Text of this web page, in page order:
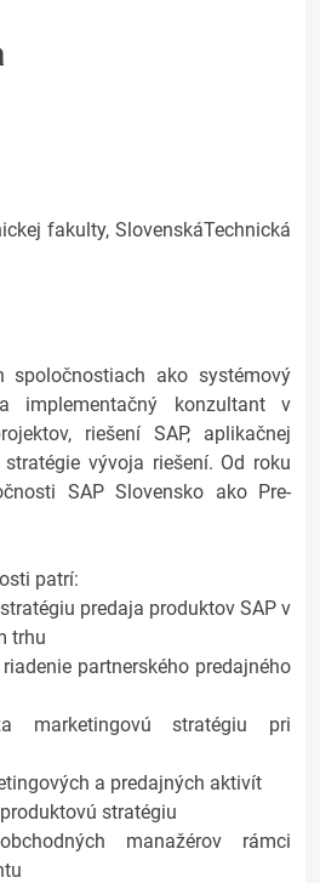
fakulty, SlovenskáTechnická
spoločnostiach ako systémový
implementačný konzultant v
riešení SAP, aplikačnej
vývoja riešení. Od roku
SAP Slovensko ako Pre-
patrí:
predaja produktov SAP v
trhu
partnerského predajného
marketingovú stratégiu pri
a predajných aktivít
stratégiu
manažérov rámci